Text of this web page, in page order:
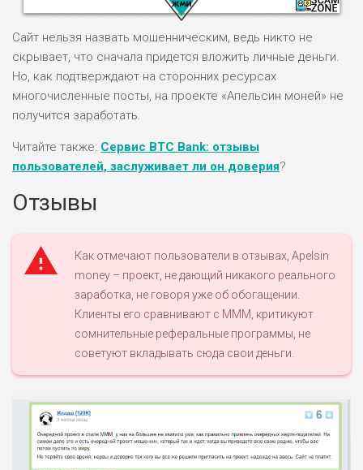
НАЗВАНИЕ
ВСЕМ
РИСКИ: НИЗКИЕ
ЛЮБИТЕЛЯ
М СТАВОК
ДОХОД: ВЫСОКИЙ
БЮДЖЕТ: НИЗКИЙ
ОБЗОР
ПОДОЙДЕТ
РИСКИ: НИЗКИЕ
Сайт нельзя назвать мошенническим, ведь никто не
скрывает, что сначала придется вложить личные деньги.
Но, как подтверждают на сторонних ресурсах
многочисленные посты, на проекте «Апельсин моней» не
получится заработать.
Читайте также: Сервис BTC Bank: отзывы
пользователей, заслуживает ли он доверия?
Отзывы
Как отмечают пользователи в отзывах, Apelsin
money – проект, не дающий никакого реального
заработка, не говоря уже об обогащении.
Клиенты его сравнивают с МММ, критикуют
сомнительные реферальные программы, не
советуют вкладывать сюда свои деньги.